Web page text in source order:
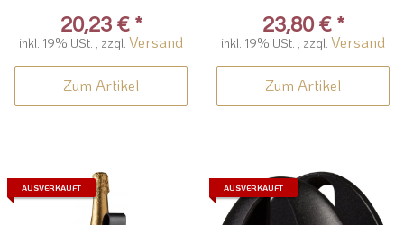
20,23 € *
inkl. 19% USt. , zzgl. Versand
Zum Artikel
23,80 € *
inkl. 19% USt. , zzgl. Versand
Zum Artikel
AUSVERKAUFT AUSVERKAUFT